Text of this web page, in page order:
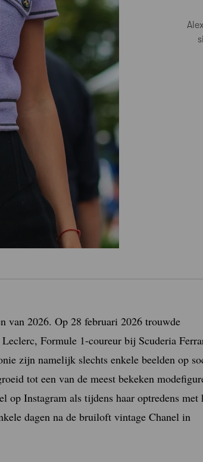
van 2026. Op 28 februari 2026 trouwde
Formule 1-coureur bij Scuderia
zijn namelijk slechts enkele beelden op
tot een van de meest bekeken
op Instagram als tijdens haar optredens met
dagen na de bruiloft vintage Chanel in